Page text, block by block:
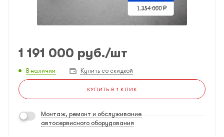
1 191 000 руб./шт
В наличии Купить со скидкой
КУПИТЬ В 1 КЛИК
Монтаж, ремонт и обслуживание
автосервисного оборудования